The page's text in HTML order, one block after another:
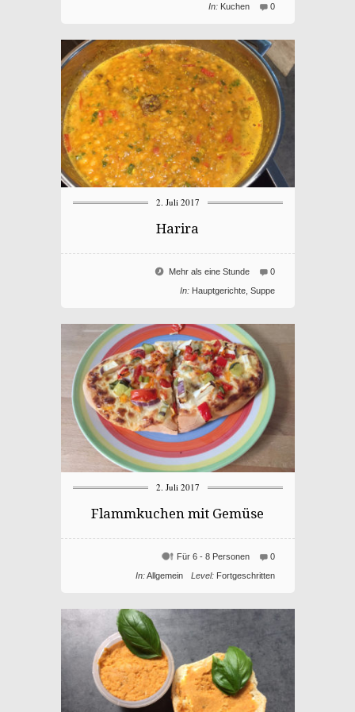
0
In: Kuchen
2. Juli 2017
Harira
0
Mehr als eine Stunde
In: Hauptgerichte, Suppe
2. Juli 2017
Flammkuchen mit Gemüse
0
Für 6 - 8 Personen
Level: Fortgeschritten
In: Allgemein